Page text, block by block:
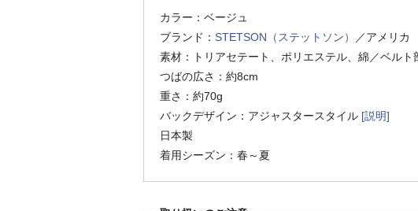
カラー：ベージュ
ブランド： STETSON（ステットソン）
／アメリカ
素材：トリアセテート、ポリエステル、綿／ベルト
つばの広さ：約8cm
重さ：約70g
バックデザイン：アジャスタースタイル [説明]
日本製
着用シーズン：春～夏